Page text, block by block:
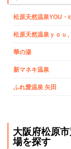
松原天然温泉YOU・
松原天然温泉ｙｏｕ
華の湯
新マネキ温泉
ふれ愛温泉 矢田
大阪府松原
場を探す